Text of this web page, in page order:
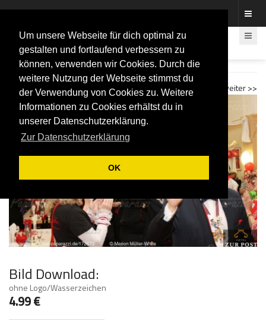
Um unsere Webseite für dich optimal zu
gestalten und fortlaufend verbessern zu
können, verwenden wir Cookies. Durch die
weitere Nutzung der Webseite stimmst du
der Verwendung von Cookies zu. Weitere
Informationen zu Cookies erhältst du in
unserer Datenschutzerklärung.
Zur Datenschutzerklärung
OK
Fotos rund um den Fastelovend
Weiberkaffee ABDK 2024
weiter >>
<< zurück
Bild Download:
ohne Logo/Wasserzeichen
4.99 €